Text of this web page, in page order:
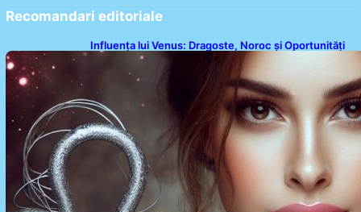
Recomandari editoriale
Influența lui Venus: Dragoste, Noroc și Oportunități
pentru Tauri și Balanțe în Weekendul 8-9 August